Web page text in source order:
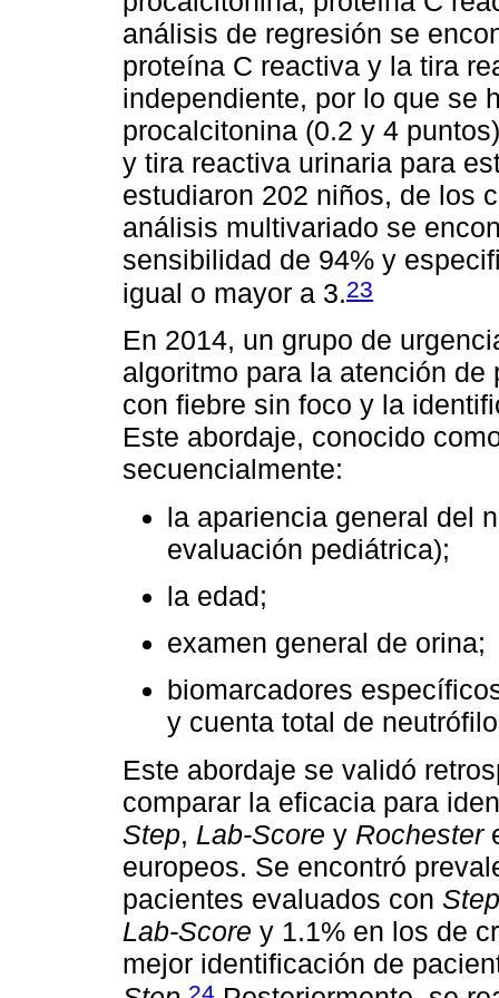
análisis de regresión se
proteína C reactiva y la tira
independiente, por lo que se
procalcitonina (0.2 y 4
y tira reactiva urinaria para
estudiaron 202 niños, de los
análisis multivariado se
sensibilidad de 94% y
igual o mayor a 3.23
En 2014, un grupo de
algoritmo para la atención
con fiebre sin foco y la
Este abordaje, conocido
secuencialmente:
la apariencia general del
evaluación pediátrica);
la edad;
examen general de orina;
biomarcadores
y cuenta total de
Este abordaje se validó
comparar la eficacia para
Step, Lab-Score y Rochester
europeos. Se encontró
pacientes evaluados con
Lab-Score y 1.1% en los de
mejor identificación de
24